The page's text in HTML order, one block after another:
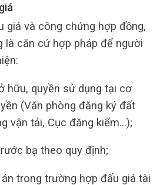
giá và công chứng hợp đồng,
là căn cứ hợp pháp để người
hữu, quyền sử dụng tại cơ
(Văn phòng đăng ký đất
vận tải, Cục đăng kiểm…);
bạ theo quy định;
trong trường hợp đấu giá tài